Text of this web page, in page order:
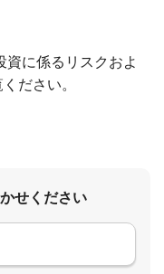
資に係るリスクおよ
ださい。
せください